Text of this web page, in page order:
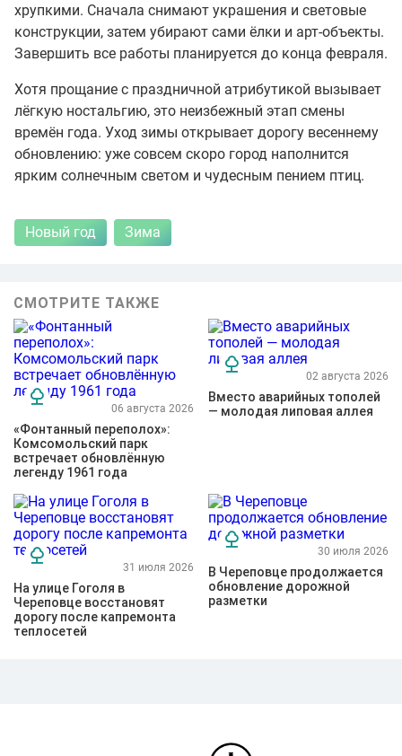
хрупкими. Сначала снимают украшения и световые
конструкции, затем убирают сами ёлки и арт-объекты.
Завершить все работы планируется до конца февраля.
Хотя прощание с праздничной атрибутикой вызывает
лёгкую ностальгию, это неизбежный этап смены
времён года. Уход зимы открывает дорогу весеннему
обновлению: уже совсем скоро город наполнится
ярким солнечным светом и чудесным пением птиц.
Новый год Зима
СМОТРИТЕ ТАКЖЕ
06 августа 2026
«Фонтанный переполох»:
Комсомольский парк
встречает обновлённую
легенду 1961 года
02 августа 2026
Вместо аварийных тополей
— молодая липовая аллея
31 июля 2026
На улице Гоголя в
Череповце восстановят
дорогу после капремонта
теплосетей
30 июля 2026
В Череповце продолжается
обновление дорожной
разметки